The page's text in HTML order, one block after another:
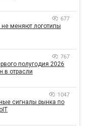
677
меняют логотипы
767
полугодия 2026
в отрасли
1047
сигналы рынка по